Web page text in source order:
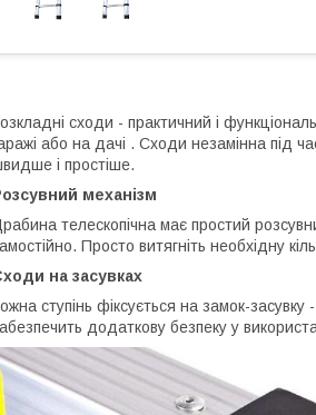
сходи - практичний і
або на дачі . Сходи незамінна під
і простіше.
механізм
телескопічна має простий
Просто витягніть необхідну
на засувках
ступінь фіксується на замок-
додаткову безпеку у